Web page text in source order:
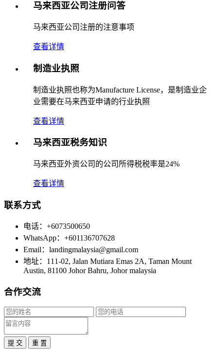
马来西亚公司注册问答
马来西亚公司注册的注意事项
查看详情
制造业执照
制造业执照也称为Manufacture License，是制造业企
业需要在马来西亚申请的行业执照
查看详情
马来西亚税务知识
马来西亚外资公司的公司所得税税率是24%
查看详情
联系方式
电话：+6073500650
WhatsApp：+601136707628
Email：landingmalaysia@gmail.com
地址：111-02, Jalan Mutiara Emas 2A, Taman Mount
Austin, 81100 Johor Bahru, Johor malaysia
合作交流
提 交 重 置